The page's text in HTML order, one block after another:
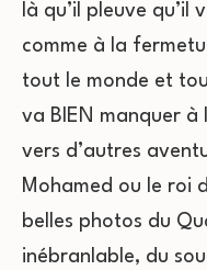
là qu’il pleuve qu’il
comme à la
tout le monde et
va BIEN manquer à
vers d’autres
Mohamed ou le roi
belles photos du
inébranlable, du